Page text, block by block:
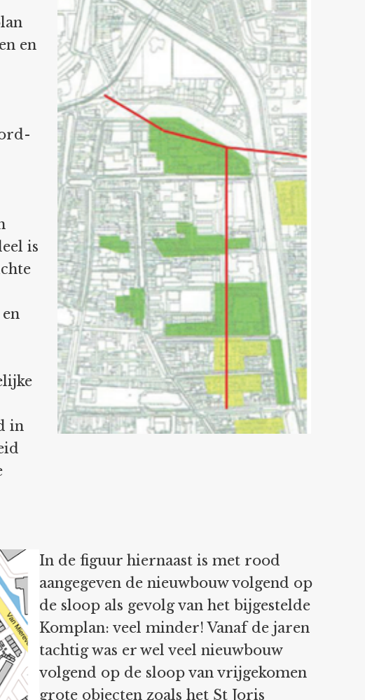
en
is
in
In de figuur hiernaast is met rood
aangegeven de nieuwbouw volgend op
de sloop als gevolg van het bijgestelde
Komplan: veel minder! Vanaf de jaren
tachtig was er wel veel nieuwbouw
volgend op de sloop van vrijgekomen
grote objecten zoals het St Joris